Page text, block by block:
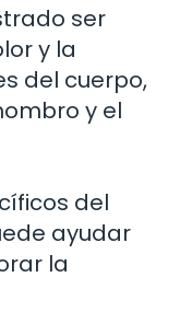
ser
y la
del cuerpo,
y el
del
ayudar
la